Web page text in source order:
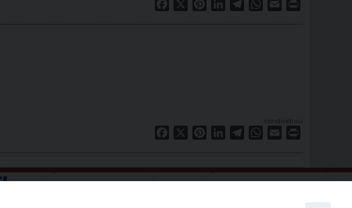
Facebook PinterestLinkedInTelegramWhatsApp
Email
condividi su
Facebook PinterestLinkedInTelegramWhatsApp
Email